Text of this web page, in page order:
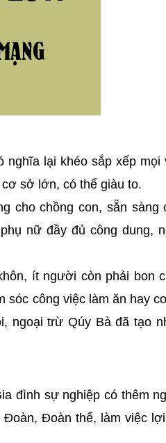
lại khéo sắp xếp mọi
sở lớn, có thể giàu to.
cho chồng con, sẵn sàng
nữ đầy đủ công dung,
ít người còn phải bon
sóc công việc làm ăn hay
ngoại trừ Qúy Bà đã tạo
đình sự nghiệp có thêm
Đoàn thể, làm việc